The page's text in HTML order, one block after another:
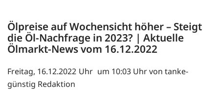
Ölpreise auf Wochensicht höher – Steigt
die Öl-Nachfrage in 2023? | Aktuelle
Ölmarkt-News vom 16.12.2022
Freitag, 16.12.2022
um 10:03 Uhr von tanke-
günstig Redaktion